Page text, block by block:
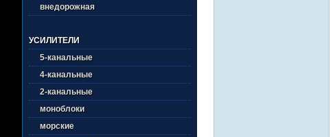
внедорожная
УСИЛИТЕЛИ
5-канальные
4-канальные
2-канальные
моноблоки
морские